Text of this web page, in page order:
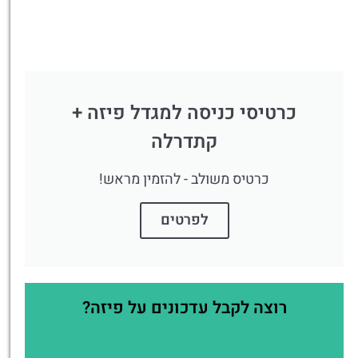
כרטיסי כניסה למגדל פיזה +
קתדרלה
כרטיס משולב - להזמין מראש!
לפרטים
רוצה לקבל עדכונים על פיזה?